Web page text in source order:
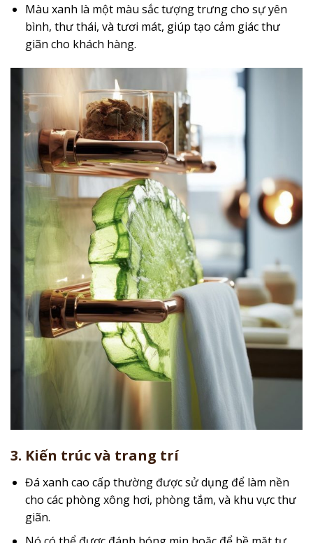
Màu xanh là một màu sắc tượng trưng cho sự yên
bình, thư thái, và tươi mát, giúp tạo cảm giác thư
giãn cho khách hàng.
3. Kiến trúc và trang trí
Đá xanh cao cấp thường được sử dụng để làm nền
cho các phòng xông hơi, phòng tắm, và khu vực thư
giãn.